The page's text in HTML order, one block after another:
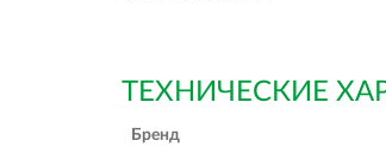
ТЕХНИЧЕСКИЕ
Бренд